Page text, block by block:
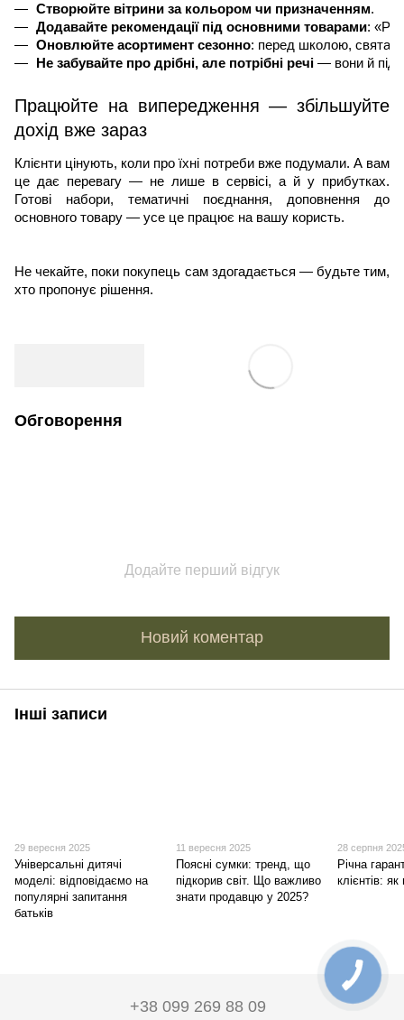
Створюйте вітрини за кольором чи призначенням.
Додавайте рекомендації під основними товарами:
Оновлюйте асортимент сезонно: перед школою,
Не забувайте про дрібні, але потрібні речі — вони й
Працюйте на випередження — збільшуйте
дохід вже зараз
Клієнти цінують, коли про їхні потреби вже подумали. А вам
це дає перевагу — не лише в сервісі, а й у прибутках.
Готові набори, тематичні поєднання, доповнення до
основного товару — усе це працює на вашу користь.
Не чекайте, поки покупець сам здогадається — будьте тим,
хто пропонує рішення.
Обговорення
Додайте перший відгук
Новий коментар
Інші записи
29 вересня 2025
Універсальні дитячі
моделі: відповідаємо на
популярні запитання
батьків
11 вересня 2025
Поясні сумки: тренд, що
підкорив світ. Що важливо
знати продавцю у 2025?
28 серпня
Річна
клієнтів:
+38 099 269 88 09